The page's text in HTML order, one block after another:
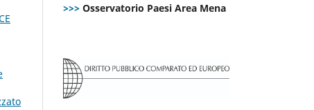
>>> Osservatorio Paesi Area Mena